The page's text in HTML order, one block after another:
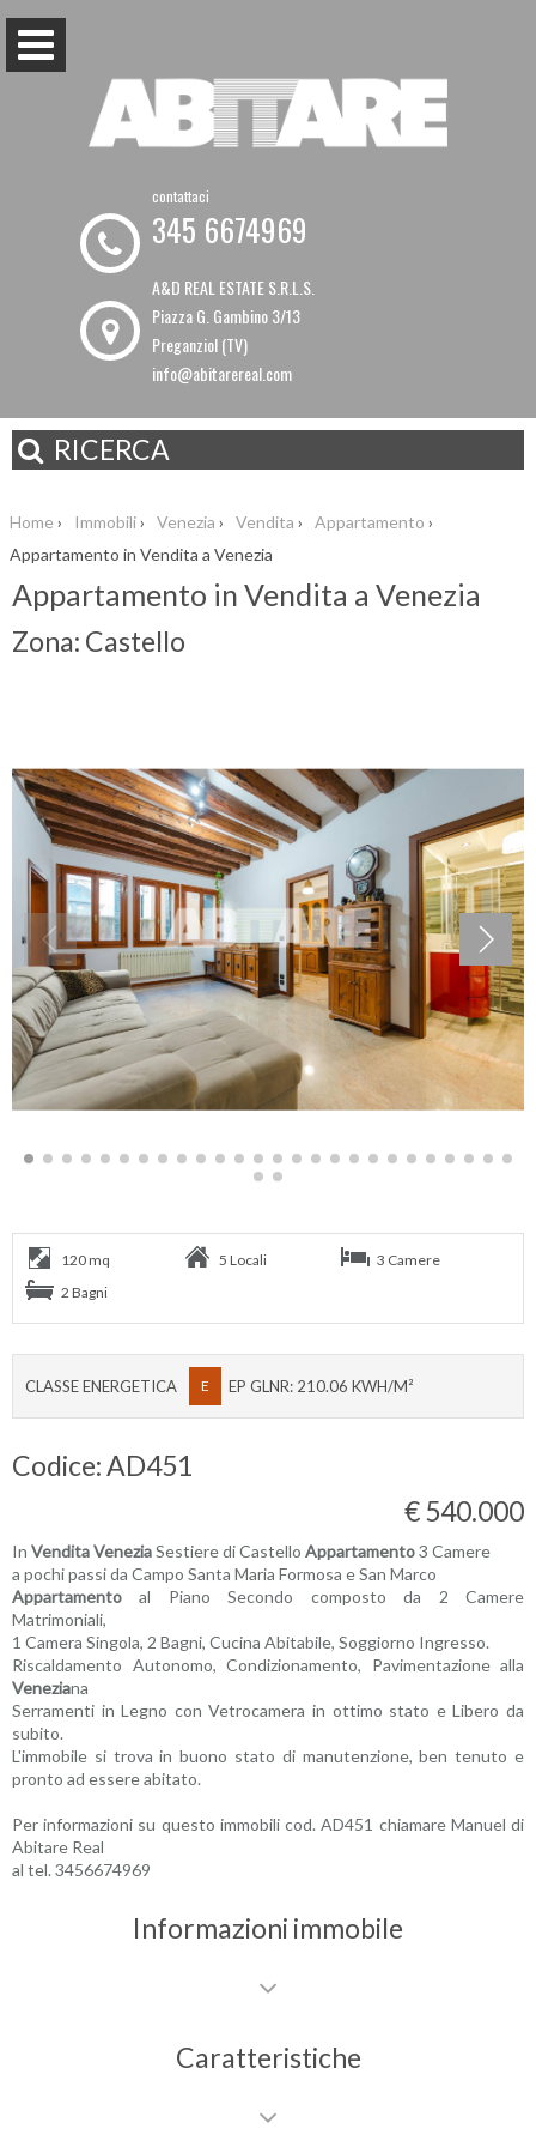
contattaci
345 6674969
A&D REAL ESTATE S.R.L.S.
Piazza G. Gambino 3/13
Preganziol (TV)
info@abitarereal.com
RICERCA
Home › Immobili› Venezia › Vendita › Appartamento ›
Appartamento in Vendita a Venezia
Appartamento in Vendita a Venezia
Zona: Castello
120 mq 5 Locali
3 Camere
2 Bagni
CLASSE ENERGETICA E EP GLNR: 210.06 KWH/M²
Codice: AD451
€ 540.000
In VenditaVeneziaSestiere di Castello Appartamento3 Camere
a pochi passi da Campo Santa Maria Formosa e San Marco
Appartamento al Piano Secondo composto da 2 Camere
Matrimoniali,
1 Camera Singola, 2 Bagni, Cucina Abitabile, Soggiorno Ingresso.
Riscaldamento Autonomo, Condizionamento, Pavimentazione alla
Veneziana
Serramenti in Legno con Vetrocamera in ottimo stato e Libero da
subito.
L'immobile si trova in buono stato di manutenzione, ben tenuto e
pronto ad essere abitato.
Per informazioni su questo immobili cod. AD451 chiamare Manuel di
Abitare Real
al tel. 3456674969
Informazioni immobile
Caratteristiche